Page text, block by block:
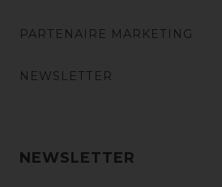
PARTENAIRE MARKETING
NEWSLETTER
NEWSLETTER